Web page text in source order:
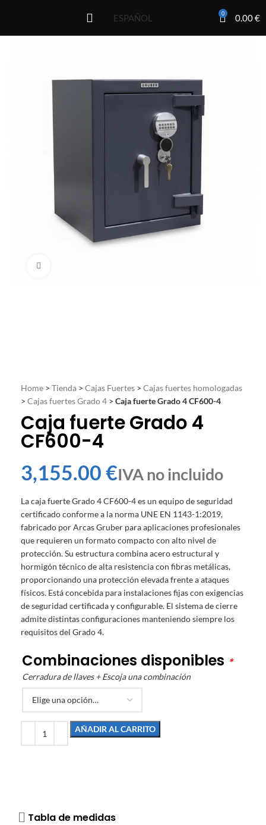
ESPAÑOL 0 0.00€
Home > Tienda > Cajas Fuertes > Cajas fuertes homologadas
> Cajas fuertes Grado 4 > Caja fuerte Grado 4 CF600-4
Caja fuerte Grado 4
CF600-4
€
La caja fuerte Grado 4 CF600-4 es un equipo de seguridad
certificado conforme a la norma UNE EN 1143-1:2019,
fabricado por Arcas Gruber para aplicaciones profesionales
que requieren un formato compacto con alto nivel de
protección. Su estructura combina acero estructural y
hormigón técnico de alta resistencia con fibras metálicas,
proporcionando una protección elevada frente a ataques
físicos. Está concebida para instalaciones fijas con exigencias
de seguridad certificada y configurable. El sistema de cierre
admite distintas configuraciones manteniendo siempre los
requisitos del Grado 4.
Combinaciones disponibles *
Cerradura de llaves + Escoja una combinación
AÑADIR AL CARRITO
Tabla de medidas